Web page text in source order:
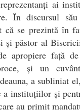
ai
În discursul
că se prezintă în
și păstor al
apropiere față
și un
a subliniat
a instituțiilor și
au primit